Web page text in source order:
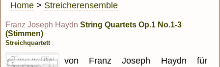
Home > Streicherensemble
Franz Joseph Haydn String Quartets Op.1 No.1-3
(Stimmen)
Streichquartett
von Franz Joseph Haydn für